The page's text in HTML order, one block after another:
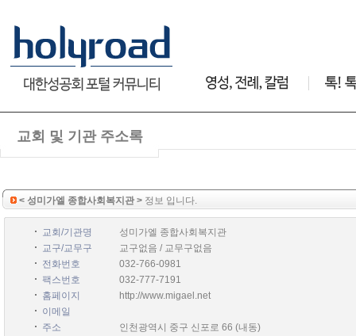
교회 및 기관 주소록
< 성미가엘 종합사회복지관 > 정보 입니다.
교회/기관명
성미가엘 종합사회복지관
교구/교무구
교구없음 / 교무구없음
전화번호
032-766-0981
팩스번호
032-777-7191
홈페이지
http://www.migael.net
이메일
주소
인천광역시 중구 신포로 66 (내동)